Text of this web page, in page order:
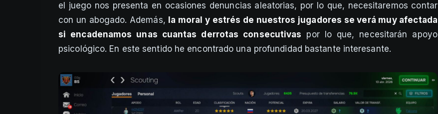
el juego nos presenta en ocasiones denuncias aleatorias, por lo que, necesitaremos contar
con un abogado. Además, la moral y estrés de nuestros jugadores se verá muy afectada
si encadenamos unas cuantas derrotas consecutivas por lo que, necesitarán apoyo
psicológico. En este sentido he encontrado una profundidad bastante interesante.